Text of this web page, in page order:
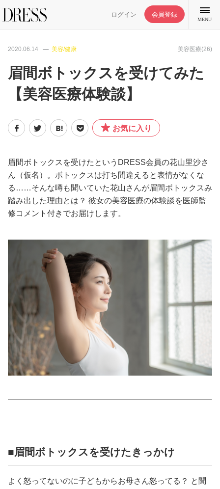
ログイン 会員登録
MENU
特集記事
DRESS部活
ファッション
恋愛/結婚/離婚
美容/健康
ワークスタイル
妊娠/出産/家族
ココロ/カラダ
グルメ
2020.06.14 美容/健康 美容医療(26)
眉間ボトックスを受けてみた
【美容医療体験談】
お気に入り
眉間ボトックスを受けたというDRESS会員の花山里沙さ
ん（仮名）。ボトックスは打ち間違えると表情がなくな
る……そんな噂も聞いていた花山さんが眉間ボトックスみ
踏み出した理由とは？ 彼女の美容医療の体験談を医師監
修コメント付きでお届けします。
■眉間ボトックスを受けたきっかけ
よく怒ってないのに子どもからお母さん怒ってる？ と聞